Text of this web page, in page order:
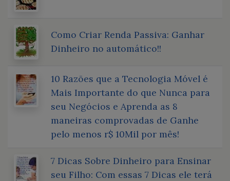
Como Criar Renda Passiva: Ganhar
Dinheiro no automático!!
10 Razões que a Tecnologia Móvel é
Mais Importante do que Nunca para
seu Negócios e Aprenda as 8
maneiras comprovadas de Ganhe
pelo menos r$ 10Mil por mês!
7 Dicas Sobre Dinheiro para Ensinar
seu Filho: Com essas 7 Dicas ele terá